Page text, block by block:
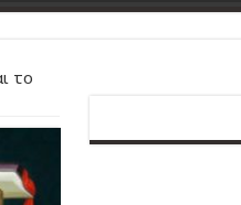
το